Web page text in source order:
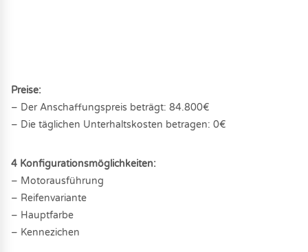
Preise:
– Der Anschaffungspreis beträgt: 84.800€
– Die täglichen Unterhaltskosten betragen: 0€
4 Konfigurationsmöglichkeiten:
– Motorausführung
– Reifenvariante
– Hauptfarbe
– Kennezichen